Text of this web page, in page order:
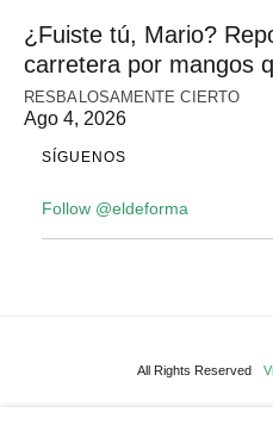
¿Fuiste tú, Mario?
carretera por mangos
RESBALOSAMENTE CIERTO
Ago 4, 2026
SÍGUENOS
Follow @eldeforma
All Rights Reserved